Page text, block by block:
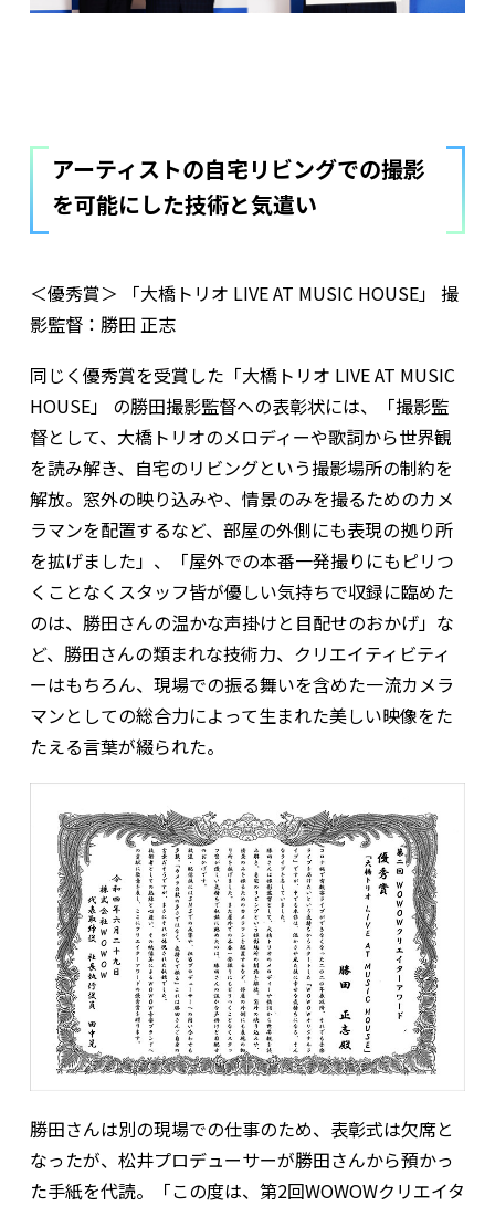
アーティストの自宅リビングでの撮影
を可能にした技術と気遣い
＜優秀賞＞ 「大橋トリオ LIVE AT MUSIC HOUSE」 撮
影監督：勝田 正志
同じく優秀賞を受賞した「大橋トリオ LIVE AT MUSIC
HOUSE」 の勝田撮影監督への表彰状には、「撮影監
督として、大橋トリオのメロディーや歌詞から世界観
を読み解き、自宅のリビングという撮影場所の制約を
解放。窓外の映り込みや、情景のみを撮るためのカメ
ラマンを配置するなど、部屋の外側にも表現の拠り所
を拡げました」、「屋外での本番一発撮りにもピリつ
くことなくスタッフ皆が優しい気持ちで収録に臨めた
のは、勝田さんの温かな声掛けと目配せのおかげ」な
ど、勝田さんの類まれな技術力、クリエイティビティ
ーはもちろん、現場での振る舞いを含めた一流カメラ
マンとしての総合力によって生まれた美しい映像をた
たえる言葉が綴られた。
勝田さんは別の現場での仕事のため、表彰式は欠席と
なったが、松井プロデューサーが勝田さんから預かっ
た手紙を代読。「この度は、第2回WOWOWクリエイタ